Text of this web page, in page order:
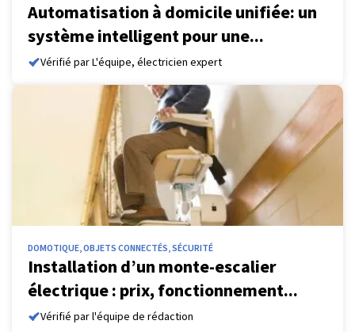
Automatisation à domicile unifiée: un
système intelligent pour une...
Vérifié par L'équipe, électricien expert
DOMOTIQUE, OBJETS CONNECTÉS, SÉCURITÉ
Installation d’un monte-escalier
électrique : prix, fonctionnement...
Vérifié par l'équipe de rédaction